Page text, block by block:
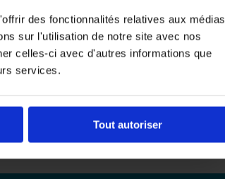
des fonctionnalités relatives aux médias
sur l'utilisation de notre site avec nos
celles-ci avec d'autres informations que
services.
Tout autoriser